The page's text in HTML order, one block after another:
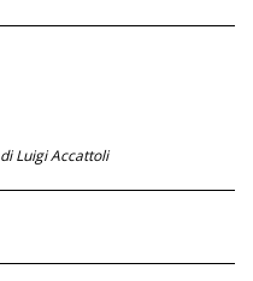
di Luigi Accattoli